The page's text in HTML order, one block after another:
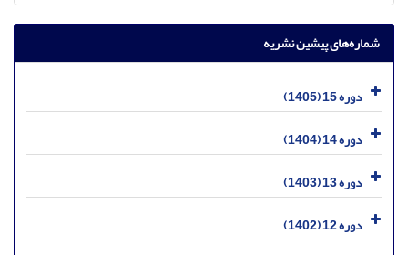
شماره‌های پیشین نشریه
دوره 15 (1405)
دوره 14 (1404)
دوره 13 (1403)
دوره 12 (1402)